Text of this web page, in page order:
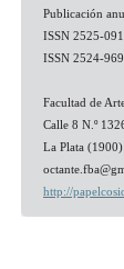
Publicación
ISSN 2525-
ISSN 2524-
Facultad de
Calle 8 N.º
La Plata
http://